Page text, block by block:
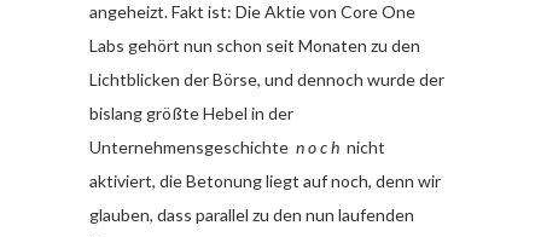
angeheizt. Fakt ist: Die Aktie von Core One
Labs gehört nun schon seit Monaten zu den
Lichtblicken der Börse, und dennoch wurde der
bislang größte Hebel in der
Unternehmensgeschichte n o c h nicht
aktiviert, die Betonung liegt auf noch, denn wir
glauben, dass parallel zu den nun laufenden